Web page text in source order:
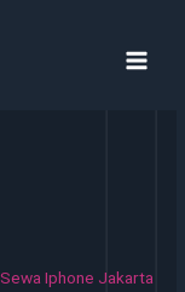
Sewa Iphone Jakarta